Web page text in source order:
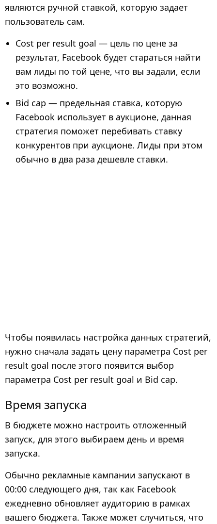
являются ручной ставкой, которую задает
пользователь сам.
Cost per result goal — цель по цене за
результат, Facebook будет стараться найти
вам лиды по той цене, что вы задали, если
это возможно.
Bid cap — предельная ставка, которую
Facebook использует в аукционе, данная
стратегия поможет перебивать ставку
конкурентов при аукционе. Лиды при этом
обычно в два раза дешевле ставки.
Чтобы появилась настройка данных стратегий,
нужно сначала задать цену параметра Cost per
result goal после этого появится выбор
параметра Cost per result goal и Bid cap.
Время запуска
В бюджете можно настроить отложенный
запуск, для этого выбираем день и время
запуска.
Обычно рекламные кампании запускают в
00:00 следующего дня, так как Facebook
ежедневно обновляет аудиторию в рамках
вашего бюджета. Также может случиться, что